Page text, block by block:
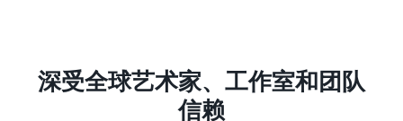
深受全球艺术家、工作室和团队
信赖